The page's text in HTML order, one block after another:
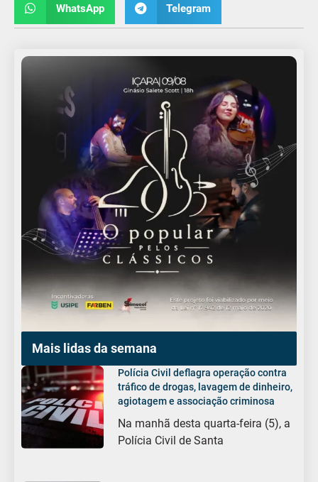
WhatsApp Telegram
Mais lidas da semana
Polícia Civil deflagra operação contra
tráfico de drogas, lavagem de dinheiro,
agiotagem e associação criminosa
Na manhã desta quarta-feira (5), a
Polícia Civil de Santa